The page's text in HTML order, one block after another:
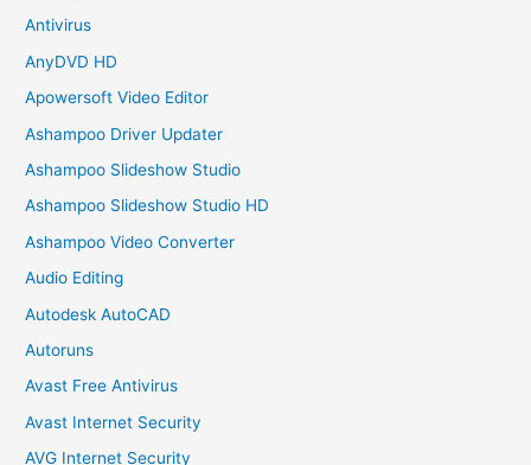
Antivirus
AnyDVD HD
Apowersoft Video Editor
Ashampoo Driver Updater
Ashampoo Slideshow Studio
Ashampoo Slideshow Studio HD
Ashampoo Video Converter
Audio Editing
Autodesk AutoCAD
Autoruns
Avast Free Antivirus
Avast Internet Security
AVG Internet Security